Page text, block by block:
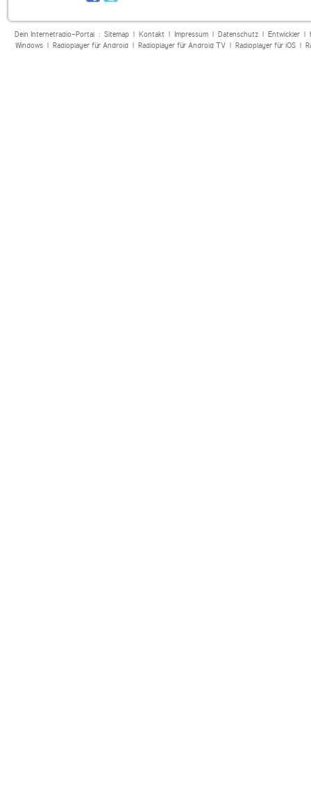
Dein Internetradio-Portal : Sitemap| Kontakt| Impressum| Datenschutz| Entwickler|
Windows| Radioplayer für Android| Radioplayer für Android TV| Radioplayer für iOS|